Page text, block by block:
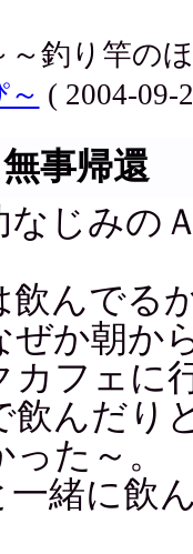
～釣り竿の
( 2004-09-
事帰還
なじみの
飲んでる
ぜか朝か
カフェに
飲んだり
た～。
一緒に飲